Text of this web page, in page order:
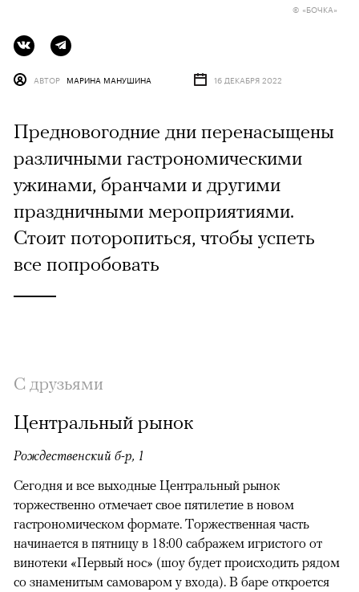
© «БОЧКА»
АВТОР МАРИНА МАНУШИНА 16 ДЕКАБРЯ 2022
Предновогодние дни перенасыщены
различными гастрономическими
ужинами, бранчами и другими
праздничными мероприятиями.
Стоит поторопиться, чтобы успеть
все попробовать
С друзьями
Центральный рынок
Рождественский б-р, 1
Сегодня и все выходные Центральный рынок
торжественно отмечает свое пятилетие в новом
гастрономическом формате. Торжественная часть
начинается в пятницу в 18:00 сабражем игристого от
винотеки «Первый нос» (шоу будет происходить рядом
со знаменитым самоваром у входа). В баре откроется